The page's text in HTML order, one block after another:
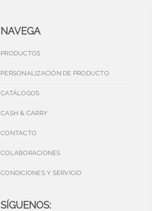
NAVEGA
PRODUCTOS
PERSONALIZACIÓN DE PRODUCTO
CATÁLOGOS
CASH & CARRY
CONTACTO
COLABORACIONES
CONDICIONES Y SERVICIO
SÍGUENOS: